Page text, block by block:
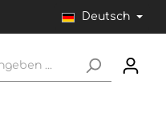
Deutsch